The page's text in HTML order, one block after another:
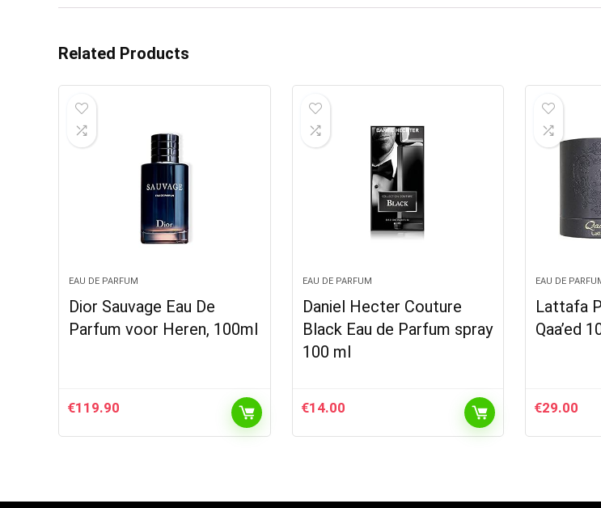
Related Products
EAU DE PARFUM
Dior Sauvage Eau De
Parfum voor Heren, 100ml
€119.90
EAU DE PARFUM
Daniel Hecter Couture
Black Eau de Parfum spray
100 ml
€14.00
EAU DE
Lattafa
Qaa’ed
€29.00